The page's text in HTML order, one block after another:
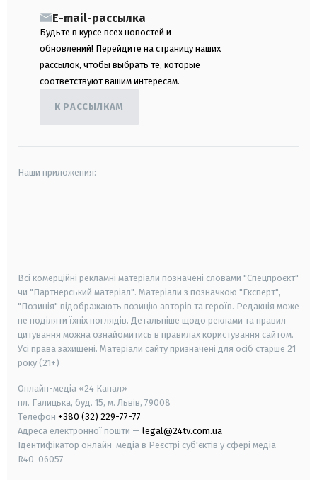
E-mail-рассылка
Будьте в курсе всех новостей и
обновлений! Перейдите на страницу наших
рассылок, чтобы выбрать те, которые
соответствуют вашим интересам.
К РАССЫЛКАМ
Наши приложения:
Всі комерційні рекламні матеріали позначені словами "Спецпроєкт"
чи "Партнерський матеріал". Матеріали з позначкою "Експерт",
"Позиція" відображають позицію авторів та героїв. Редакція може
не поділяти їхніх поглядів. Детальніше щодо реклами та правил
цитування можна ознайомитись в правилах користування сайтом.
Усі права захищені. Матеріали сайту призначені для осіб старше 21
року (21+)
Онлайн-медіа «24 Канал»
пл. Галицька, буд. 15, м. Львів, 79008
Телефон +380 (32) 229-77-77
Адреса електронної пошти — legal@24tv.com.ua
Ідентифікатор онлайн-медіа в Реєстрі суб'єктів у сфері медіа —
R40-06057